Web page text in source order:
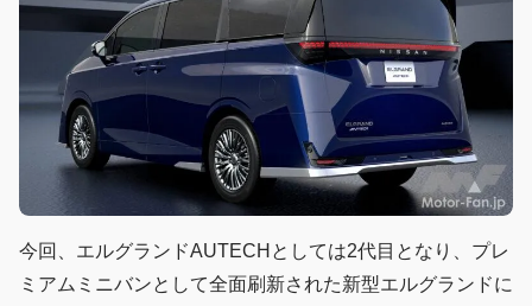
今回、エルグランドAUTECHとしては2代目となり、プレ
ミアムミニバンとして全面刷新された新型エルグランドに